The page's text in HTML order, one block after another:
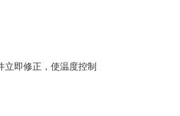
立即修正，使温度控制